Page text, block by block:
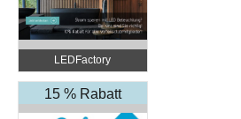
LEDFactory
15 % Rabatt